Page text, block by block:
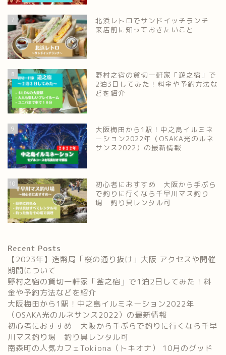
7
北浜レトロでサンドイッチランチ
来店前に知っておきたいこと
8
野村之宿の貸切一軒家「遊之宿」で
2泊3日してみた！料金や予約方法な
どを紹介
9
大阪梅田から1駅！中之島イルミネ
ーション2022年（OSAKA光のルネ
サンス2022）の最新情報
10
初心者におすすめ 大阪から手ぶら
で釣りに行くなら千早川マス釣り
場 釣り具レンタル可
Recent Posts
【2023年】造幣局「桜の通り抜け」大阪 アクセスや開催
期間について
野村之宿の貸切一軒家「釜之宿」で1泊2日してみた！料
金や予約方法などを紹介
大阪梅田から1駅！中之島イルミネーション2022年
（OSAKA光のルネサンス2022）の最新情報
初心者におすすめ 大阪から手ぶらで釣りに行くなら千早
川マス釣り場 釣り具レンタル可
南森町の人気カフェTokiona（トキオナ） 10月のグッド